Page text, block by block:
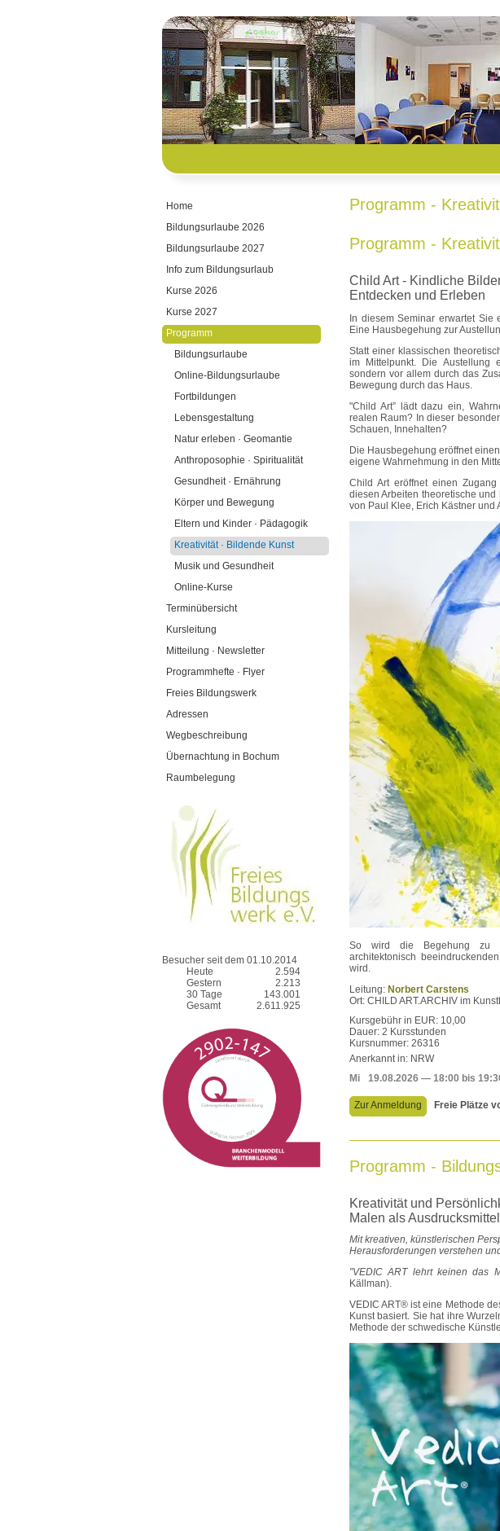
Home
Bildungsurlaube 2026
Bildungsurlaube 2027
Info zum Bildungsurlaub
Kurse 2026
Kurse 2027
Programm
Bildungsurlaube
Online-Bildungsurlaube
Fortbildungen
Lebensgestaltung
Natur erleben · Geomantie
Anthroposophie · Spiritualität
Gesundheit · Ernährung
Körper und Bewegung
Eltern und Kinder · Pädagogik
Kreativität · Bildende Kunst
Musik und Gesundheit
Online-Kurse
Terminübersicht
Kursleitung
Mitteilung · Newsletter
Programmhefte · Flyer
Freies Bildungswerk
Adressen
Wegbeschreibung
Übernachtung in Bochum
Raumbelegung
Besucher seit dem 01.10.2014
Heute
2.594
Gestern
2.213
30 Tage
143.001
Gesamt
2.611.925
Programm -
Programm -
Child Art - Kindliche
Entdecken und Erleben
In diesem Seminar erwartet Sie
Eine Hausbegehung zur
Statt einer klassischen
im Mittelpunkt. Die Austellung
sondern vor allem durch das
Bewegung durch das Haus.
"Child Art” lädt dazu ein,
realen Raum? In dieser
Schauen, Innehalten?
Die Hausbegehung eröffnet
eigene Wahrnehmung in den
Child Art eröffnet einen
diesen Arbeiten theoretische
von Paul Klee, Erich Kästner und
So wird die Begehung zu
architektonisch
wird.
Leitung: Norbert Carstens
Ort: CHILD ART.ARCHIV im
Kursgebühr in EUR: 10,00
Dauer: 2 Kursstunden
Kursnummer: 26316
Anerkannt in: NRW
Mi
19.08.2026 — 18:00 bis
Zur Anmeldung Freie Plätze
Programm -
Kreativität und
Malen als
Mit kreativen, künstlerischen
Herausforderungen verstehen
”VEDIC ART lehrt keinen das
Källman).
VEDIC ART® ist eine Methode
Kunst basiert. Sie hat ihre
Methode der schwedische